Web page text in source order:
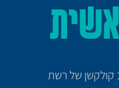
קולקשן של רשת